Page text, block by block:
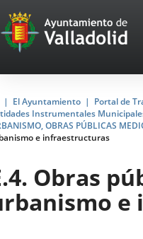
Portal
Web
del
de
El Ayuntamiento Portal de
Instrumentales
OBRAS PÚBLICAS
e infraestructuras
Obras